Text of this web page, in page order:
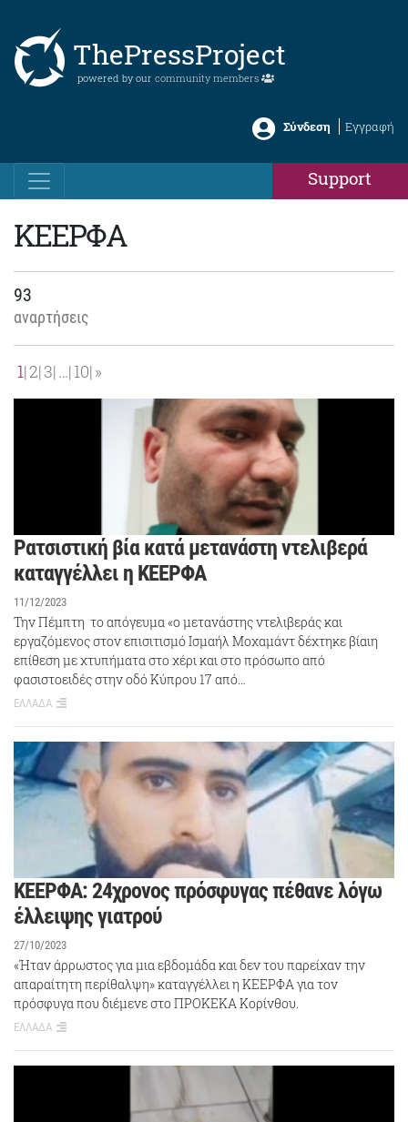
ThePressProject
powered by our community members
Σύνδεση Εγγραφή
Support
ΚΕΕΡΦΑ
93
αναρτήσεις
1 2 3 … 10 »
Ρατσιστική βία κατά μετανάστη ντελιβερά
καταγγέλλει η ΚΕΕΡΦΑ
11/12/2023
Την Πέμπτη το απόγευμα «ο μετανάστης ντελιβεράς και
εργαζόμενος στον επισιτισμό Ισμαήλ Μοχαμάντ δέχτηκε βίαιη
επίθεση με χτυπήματα στο χέρι και στο πρόσωπο από
φασιστοειδές στην οδό Κύπρου 17 από…
ΕΛΛΑΔΑ
ΚΕΕΡΦΑ: 24χρονος πρόσφυγας πέθανε λόγω
έλλειψης γιατρού
27/10/2023
«Ήταν άρρωστος για μια εβδομάδα και δεν του παρείχαν την
απαραίτητη περίθαλψη» καταγγέλλει η ΚΕΕΡΦΑ για τον
πρόσφυγα που διέμενε στο ΠΡΟΚΕΚΑ Κορίνθου.
ΕΛΛΑΔΑ